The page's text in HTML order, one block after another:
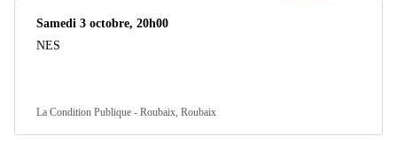
Samedi 3 octobre, 20h00
NES
La Condition Publique - Roubaix, Roubaix